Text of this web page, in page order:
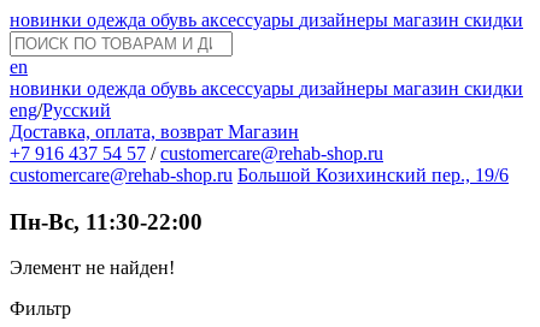
новинки одежда обувь аксессуары дизайнеры магазин скидки
en
новинки одежда обувь аксессуары дизайнеры магазин скидки
eng/Русский
Доставка, оплата, возврат Магазин
+7 916 437 54 57 / customercare@rehab-shop.ru
customercare@rehab-shop.ru Большой Козихинский пер., 19/6
Пн-Вс, 11:30-22:00
Элемент не найден!
Фильтр